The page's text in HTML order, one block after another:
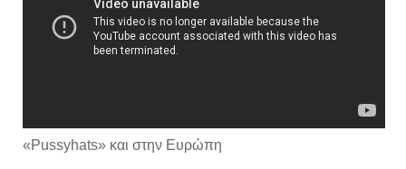
«Pussyhats» και στην Ευρώπη